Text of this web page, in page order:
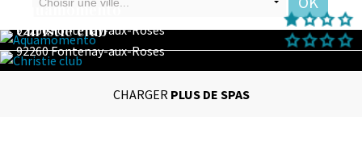
Aquamomento
92260 Fontenay-aux-Roses
Christie club
92260 Fontenay-aux-Roses
CHARGER PLUS DE SPAS